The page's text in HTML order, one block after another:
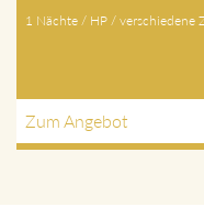
1 Nächte / HP / verschiedene
Zum Angebot